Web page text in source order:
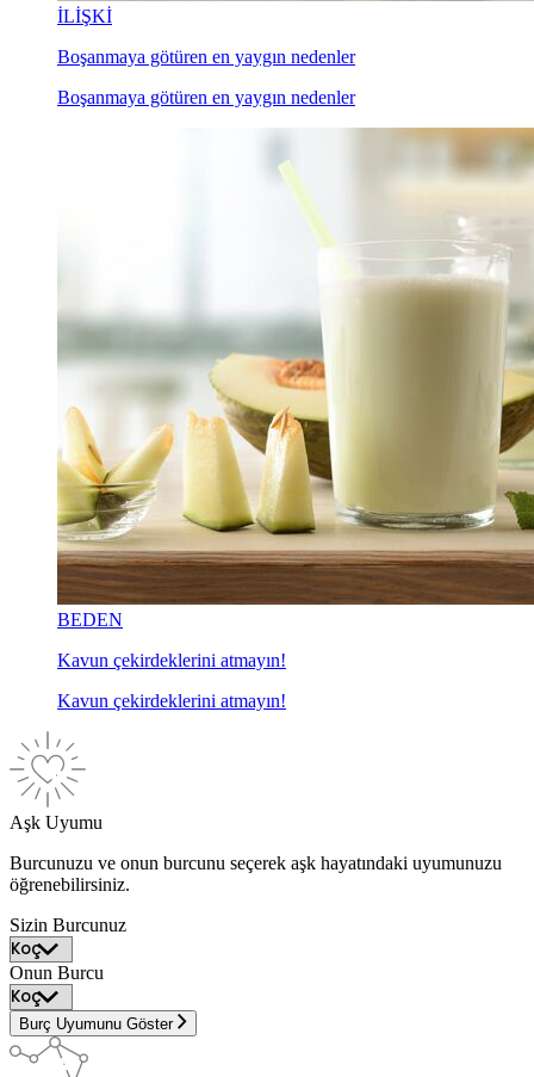
İLİŞKİ
Boşanmaya götüren en yaygın nedenler
Boşanmaya götüren en yaygın nedenler
BEDEN
Kavun çekirdeklerini atmayın!
Kavun çekirdeklerini atmayın!
Aşk Uyumu
Burcunuzu ve onun burcunu seçerek aşk hayatındaki uyumunuzu
öğrenebilirsiniz.
Sizin Burcunuz
Onun Burcu
Burç Uyumunu Göster